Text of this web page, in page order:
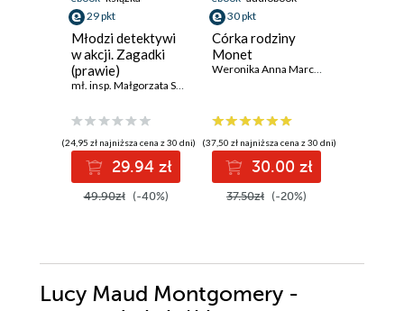
29 pkt
Młodzi detektywi
w akcji. Zagadki
(prawie)
kryminalne
mł. insp. Małgorzata Sokołowska
(24,95 zł najniższa cena z 30 dni)
29.94 zł
49.90zł (-40%)
30 pkt
Córka rodziny
Monet
Weronika Anna Marczak
(37,50 zł najniższa cena z 30 dni)
30.00 zł
37.50zł (-20%)
Lucy Maud Montgomery -